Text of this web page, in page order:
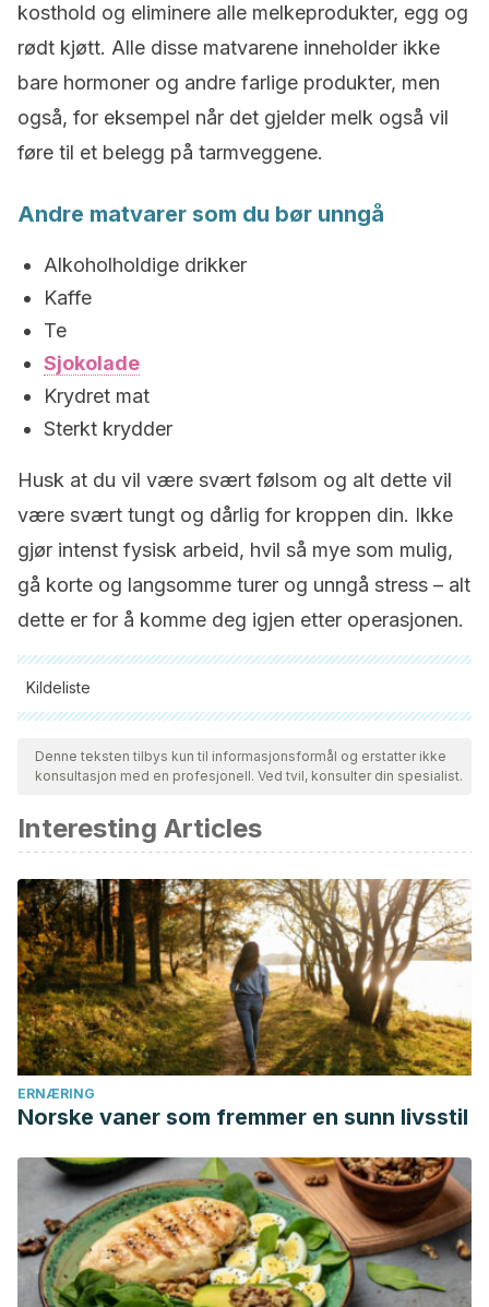
kosthold og eliminere alle melkeprodukter, egg og
rødt kjøtt. Alle disse matvarene inneholder ikke
bare hormoner og andre farlige produkter, men
også, for eksempel når det gjelder melk også vil
føre til et belegg på tarmveggene.
Andre matvarer som du bør unngå
Alkoholholdige drikker
Kaffe
Te
Sjokolade
Krydret mat
Sterkt krydder
Husk at du vil være svært følsom og alt dette vil
være svært tungt og dårlig for kroppen din. Ikke
gjør intenst fysisk arbeid, hvil så mye som mulig,
gå korte og langsomme turer og unngå stress – alt
dette er for å komme deg igjen etter operasjonen.
Kildeliste
Alle siterte kilder ble grundig gjennomgått av teamet vårt for å
sikre deres kvalitet, pålitelighet, aktualitet og validitet.
Bibliografien i denne artikkelen ble betraktet som pålitelig og
Fallas González, J. (2012). REVISIÓN BIBLIOGRÁFICA
APENDICITIS AGUDA. Medicina Legal de Costa Rica.
https://doi.org/10.4321/S1137-66272013000100015
Stringer, M. D. (2017). Acute appendicitis. Journal of
Paediatrics and Child Health. https://doi.org/10.1111/jpc.13737
Thompson M, N. M. (2015). Nutrition and family medicine.
Textbook of Family Medicine. In: Rakel RE, Rakel DP, Eds.
https://doi.org/http://dx.doi.org/10.1016/j.tacc.2014.04.009
Denne teksten tilbys kun til informasjonsformål og erstatter ikke
konsultasjon med en profesjonell. Ved tvil, konsulter din spesialist.
Interesting Articles
ERNÆRING
Norske vaner som fremmer en sunn livsstil